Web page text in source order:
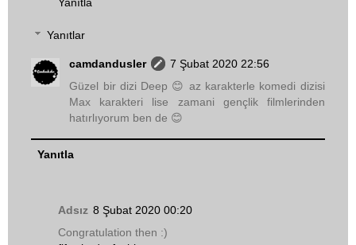
Yanıtlar
camdandusler
7 Şubat 2020 22:56
Güzel bir dizi Deep 😊 az karakterle komedi dizisi
Max karakteri lise zamani gençlik filmlerinden
hatırlıyorum ben de 😊
Yanıtla
Adsız 8 Şubat 2020 00:20
Congratulation then :)